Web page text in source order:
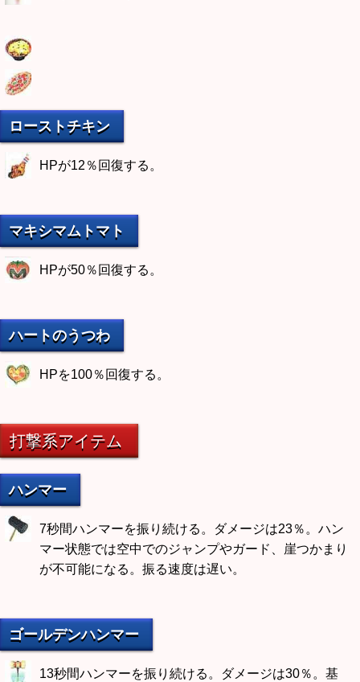
ローストチキン
HPが12％回復する。
マキシマムトマト
HPが50％回復する。
ハートのうつわ
HPを100％回復する。
打撃系アイテム
ハンマー
7秒間ハンマーを振り続ける。ダメージは23％。ハン
マー状態では空中でのジャンプやガード、崖つかまり
が不可能になる。振る速度は遅い。
ゴールデンハンマー
13秒間ハンマーを振り続ける。ダメージは30％。基